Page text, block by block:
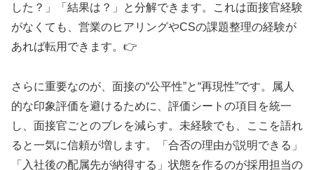
した？」「結果は？」と分解できます。これは面接官経験
がなくても、営業のヒアリングやCSの課題整理の経験が
あれば転用できます。👉
さらに重要なのが、面接の“公平性”と“再現性”です。属人
的な印象評価を避けるために、評価シートの項目を統一
し、面接官ごとのブレを減らす。未経験でも、ここを語れ
ると一気に信頼が増します。「合否の理由が説明できる」
「入社後の配属先が納得する」状態を作るのが採用担当の